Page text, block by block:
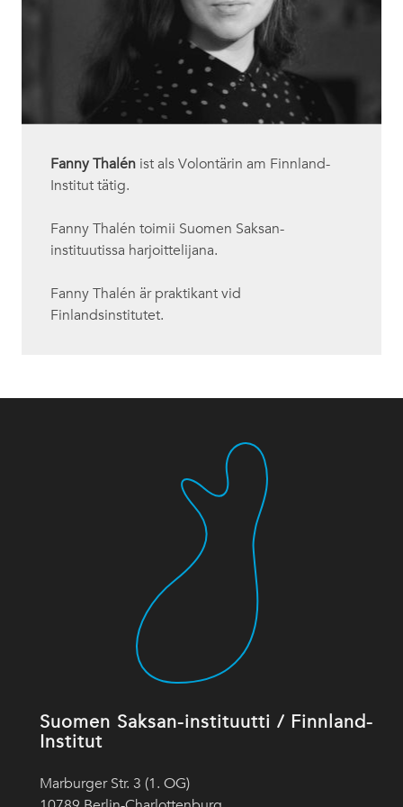
Fanny Thalén ist als Volontärin am Finnland-
Institut tätig.
Fanny Thalén toimii Suomen Saksan-
instituutissa harjoittelijana.
Fanny Thalén är praktikant vid
Finlandsinstitutet.
Suomen Saksan-instituutti / Finnland-
Institut
Marburger Str. 3 (1. OG)